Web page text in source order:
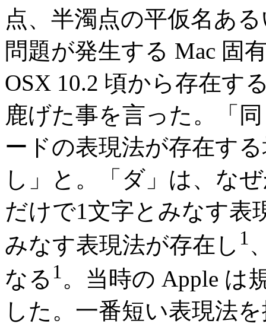
点、半濁点の平仮名あ
問題が発生する Mac 固
OSX 10.2 頃から存在す
鹿げた事を言った。「
ードの表現法が存在す
し」と。「ダ」は、な
だけで1文字とみなす表
みなす表現法が存在し 1
なる 1 。当時の Apple は
した。一番短い表現法